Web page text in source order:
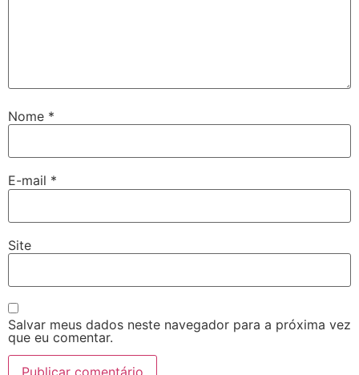
Nome *
E-mail *
Site
Salvar meus dados neste navegador para a próxima vez
que eu comentar.